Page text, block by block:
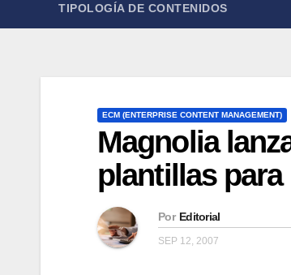
TIPOLOGÍA DE CONTENIDOS
ECM (ENTERPRISE CONTENT MANAGEMENT)
Magnolia
plantillas
Por Editorial
SEP 12, 2007